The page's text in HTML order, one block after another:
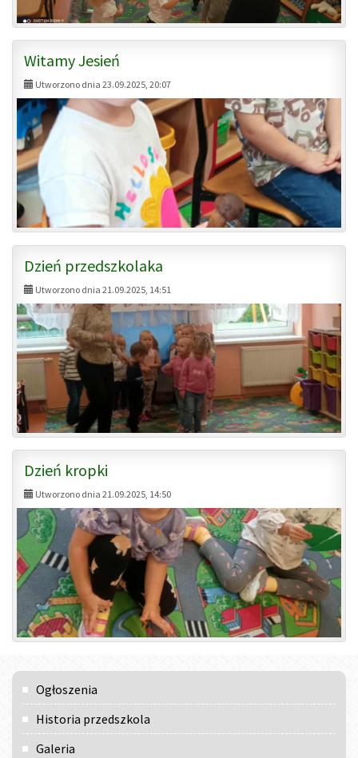
Witamy Jesień
Utworzono dnia 23.09.2025, 20:07
Dzień przedszkolaka
Utworzono dnia 21.09.2025, 14:51
Dzień kropki
Utworzono dnia 21.09.2025, 14:50
Menu
główne
Ogłoszenia
Historia przedszkola
Galeria